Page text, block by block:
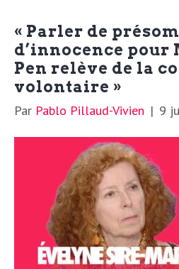
« Parler de
d’innocence pour
Pen relève de la
volontaire »
Par Pablo Pillaud-Vivien | 9